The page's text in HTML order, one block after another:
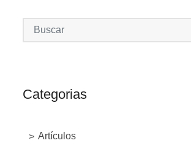
Categorias
Artículos